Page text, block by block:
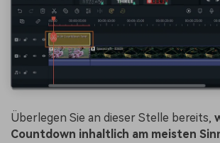
Überlegen Sie an dieser Stelle bereits,
Countdown inhaltlich am meisten